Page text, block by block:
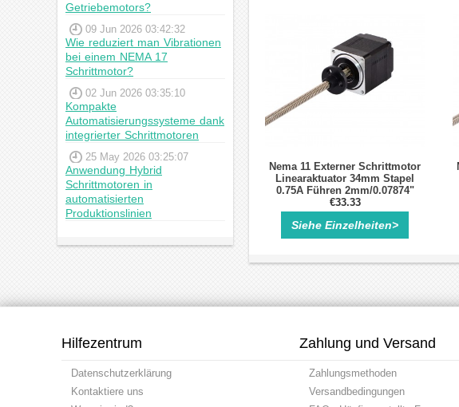
Getriebemotors?
09 Jun 2026 03:42:32
Wie reduziert man Vibrationen
bei einem NEMA 17
Schrittmotor?
02 Jun 2026 03:35:10
Kompakte
Automatisierungssysteme dank
integrierter Schrittmotoren
25 May 2026 03:25:07
Anwendung Hybrid
Schrittmotoren in
automatisierten
Produktionslinien
Nema 11 Externer Schrittmotor
Linearaktuator 34mm Stapel
0.75A Führen 2mm/0.07874"
Länge 100mm
€33.33
Siehe Einzelheiten>
Hilfezentrum
Datenschutzerklärung
Kontaktiere uns
Zahlung und Versand
Zahlungsmethoden
Versandbedingungen